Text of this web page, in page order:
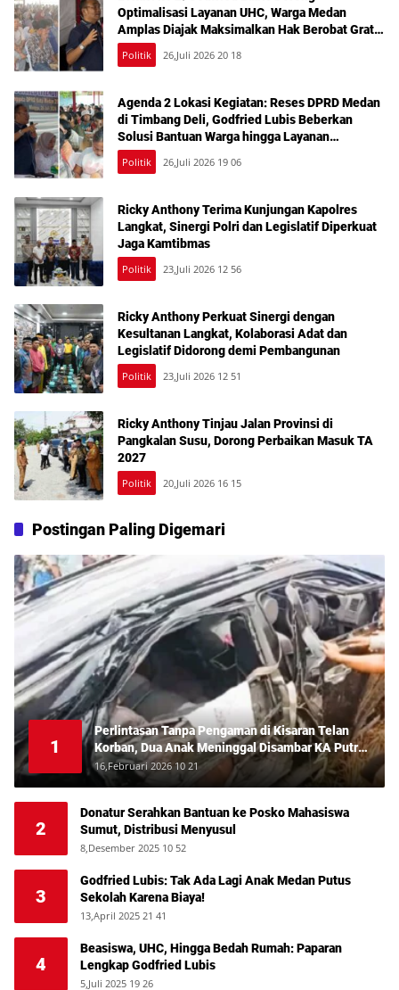
Optimalisasi Layanan UHC, Warga Medan
Amplas Diajak Maksimalkan Hak Berobat Gratis
Bermodal KTP
Politik 26,Juli 2026 20 18
Agenda 2 Lokasi Kegiatan: Reses DPRD Medan
di Timbang Deli, Godfried Lubis Beberkan
Solusi Bantuan Warga hingga Layanan
Kesehatan Gratis
Politik 26,Juli 2026 19 06
Ricky Anthony Terima Kunjungan Kapolres
Langkat, Sinergi Polri dan Legislatif Diperkuat
Jaga Kamtibmas
Politik 23,Juli 2026 12 56
Ricky Anthony Perkuat Sinergi dengan
Kesultanan Langkat, Kolaborasi Adat dan
Legislatif Didorong demi Pembangunan
Politik 23,Juli 2026 12 51
Ricky Anthony Tinjau Jalan Provinsi di
Pangkalan Susu, Dorong Perbaikan Masuk TA
2027
Politik 20,Juli 2026 16 15
Postingan Paling Digemari
1
Perlintasan Tanpa Pengaman di Kisaran Telan
Korban, Dua Anak Meninggal Disambar KA Putri
Deli
16,Februari 2026 10 21
2
Donatur Serahkan Bantuan ke Posko Mahasiswa
Sumut, Distribusi Menyusul
8,Desember 2025 10 52
3
Godfried Lubis: Tak Ada Lagi Anak Medan Putus
Sekolah Karena Biaya!
13,April 2025 21 41
4
Beasiswa, UHC, Hingga Bedah Rumah: Paparan
Lengkap Godfried Lubis
5,Juli 2025 19 26